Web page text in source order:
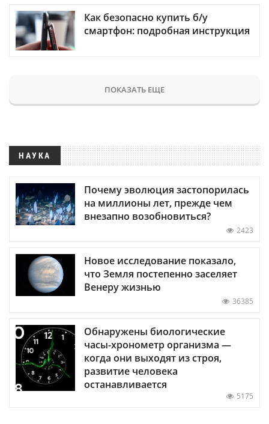
Как безопасно купить б/у
смартфон: подробная инструкция
ПОКАЗАТЬ ЕЩЕ
НАУКА
Почему эволюция застопорилась
на миллионы лет, прежде чем
внезапно возобновиться?
2423
Новое исследование показало,
что Земля постепенно заселяет
Венеру жизнью
36385
Обнаружены биологические
часы-хронометр организма —
когда они выходят из строя,
развитие человека
останавливается
5175